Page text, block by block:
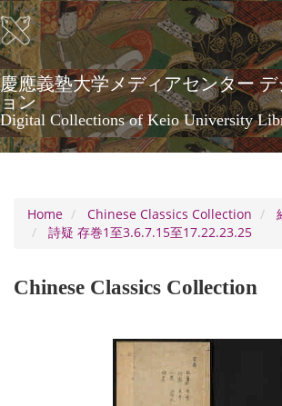
Skip
to
main
content
慶應義塾大学メディアセンター
ョン
Digital Collections of Keio University
Home
Chinese Classics Collection
詩疑 存巻1至3.6.7.15至17.22.23.25
Chinese Classics Collection